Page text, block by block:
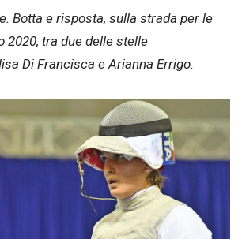
Botta e risposta, sulla strada per le
2020, tra due delle stelle
Di Francisca e Arianna Errigo.